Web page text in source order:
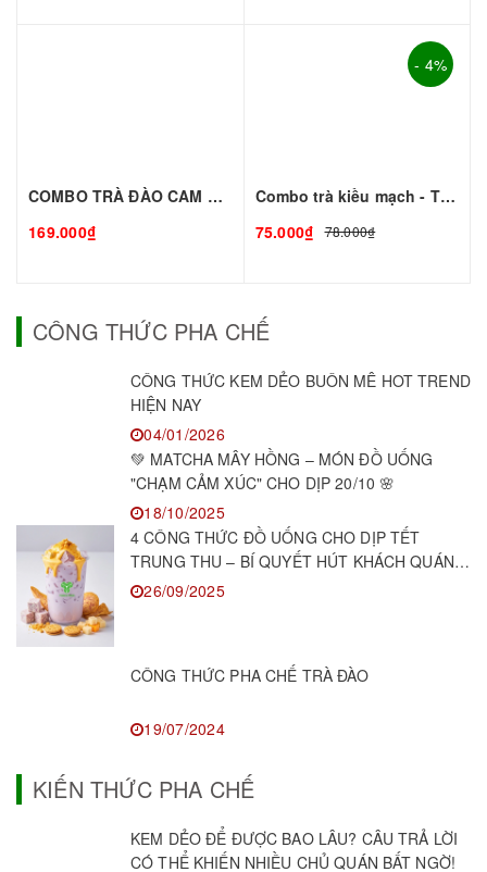
COMBO TRÀ ĐÀO CAM SẢ - Giải Nhiệt Mùa Hè
169.000₫
- 4%
Combo trà kiều mạch - TC đen
75.000₫
78.000₫
CÔNG THỨC PHA CHẾ
CÔNG THỨC KEM DẺO BUÔN MÊ HOT TREND
HIỆN NAY
04/01/2026
💚 MATCHA MÂY HỒNG – MÓN ĐỒ UỐNG
"CHẠM CẢM XÚC" CHO DỊP 20/10 🌸
18/10/2025
TRUNG THU – BÍ QUYẾT HÚT KHÁCH QUÁN
CÔNG THỨC PHA CHẾ TRÀ ĐÀO
19/07/2024